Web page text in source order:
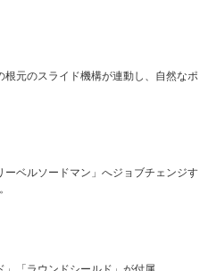
元のスライド機構が連動し、自然なポ
ベルソードマン」へジョブチェンジす